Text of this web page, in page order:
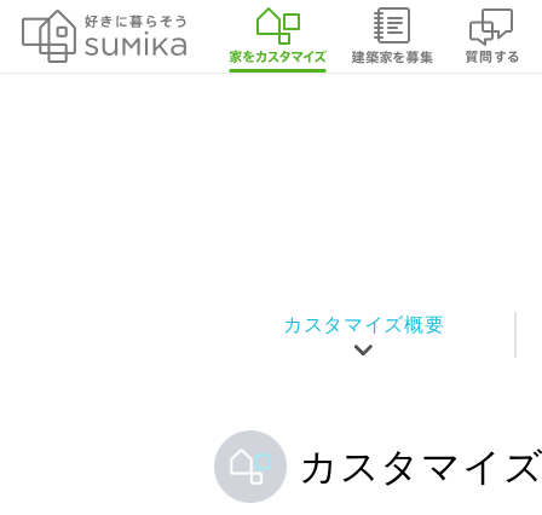
casa cago （平屋）を詳しく見る
カスタマイズ概要
カスタマイ